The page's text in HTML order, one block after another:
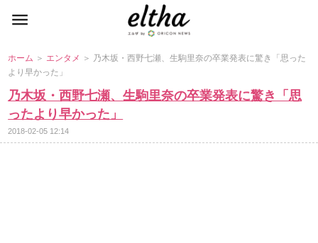
ホーム ＞ エンタメ ＞ 乃木坂・西野七瀬、生駒里奈の卒業発表に驚き「思った
より早かった」
乃木坂・西野七瀬、生駒里奈の卒業発表に驚き「思
ったより早かった」
2018-02-05 12:14